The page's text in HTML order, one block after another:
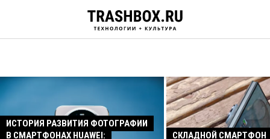
ИСТОРИЯ РАЗВИТИЯ ФОТОГРАФИИ
В СМАРТФОНАХ HUAWEI:
СКЛАДНОЙ СМАРТФОН